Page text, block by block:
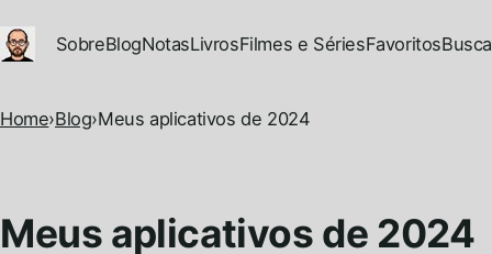
Ir para conteúdo principal
SobreBlogNotasLivrosFilmes e SériesFavoritosBusca
Home›Blog›Meus aplicativos de 2024
Meus aplicativos de 2024